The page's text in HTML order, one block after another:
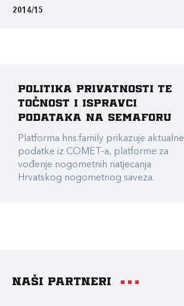
2014/15
Politika privatnosti te
točnost i ispravci
podataka na Semaforu
Platforma hns.family prikazuje aktualne
podatke iz COMET-a, platforme za
vođenje nogometnih natjecanja
Hrvatskog nogometnog saveza.
Naši partneri